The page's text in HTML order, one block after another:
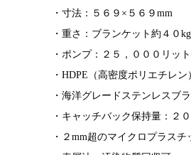
・寸法：５６９×５６９mm
・重さ：ブランケット約４０kg
・ポンプ：２５，０００リッ
・HDPE（高密度ポリエチレン
・海洋グレードステンレスブ
・キャッチバック保持量：２
・２mm超のマイクロプラスチ